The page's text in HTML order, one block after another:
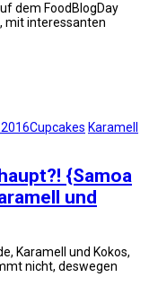
dem FoodBlogDay
mit interessanten
Cupcakes Karamell
{Samoa
und
Karamell und Kokos,
nicht, deswegen